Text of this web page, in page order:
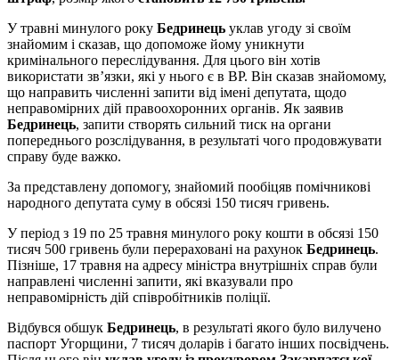
У травні минулого року Бедринець уклав угоду зі своїм
знайомим і сказав, що допоможе йому уникнути
кримінального переслідування. Для цього він хотів
використати зв’язки, які у нього є в ВР. Він сказав знайомому,
що направить численні запити від імені депутата, щодо
неправомірних дій правоохоронних органів. Як заявив
Бедринець, запити створять сильний тиск на органи
попереднього розслідування, в результаті чого продовжувати
справу буде важко.
За представлену допомогу, знайомий пообіцяв помічникові
народного депутата суму в обсязі 150 тисяч гривень.
У період з 19 по 25 травня минулого року кошти в обсязі 150
тисяч 500 гривень були перераховані на рахунок Бедринець.
Пізніше, 17 травня на адресу міністра внутрішніх справ були
направлені численні запити, які вказували про
неправомірність дій співробітників поліції.
Відбувся обшук Бедринець, в результаті якого було вилучено
паспорт Угорщини, 7 тисяч доларів і багато інших посвідчень.